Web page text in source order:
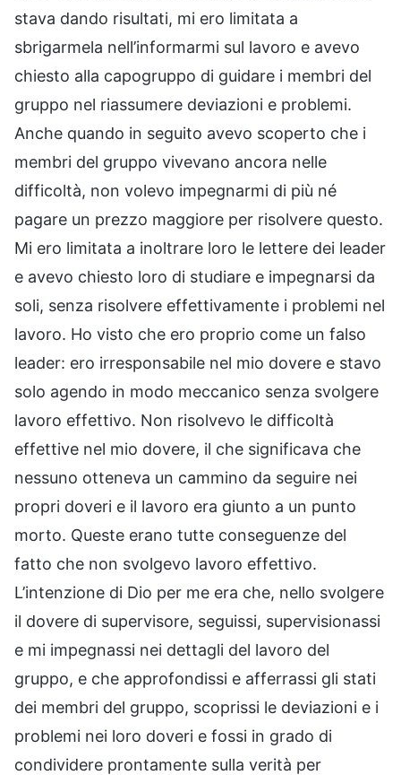
stava dando risultati, mi ero limitata a
sbrigarmela nell’informarmi sul lavoro e avevo
chiesto alla capogruppo di guidare i membri del
gruppo nel riassumere deviazioni e problemi.
Anche quando in seguito avevo scoperto che i
membri del gruppo vivevano ancora nelle
difficoltà, non volevo impegnarmi di più né
pagare un prezzo maggiore per risolvere questo.
Mi ero limitata a inoltrare loro le lettere dei leader
e avevo chiesto loro di studiare e impegnarsi da
soli, senza risolvere effettivamente i problemi nel
lavoro. Ho visto che ero proprio come un falso
leader: ero irresponsabile nel mio dovere e stavo
solo agendo in modo meccanico senza svolgere
lavoro effettivo. Non risolvevo le difficoltà
effettive nel mio dovere, il che significava che
nessuno otteneva un cammino da seguire nei
propri doveri e il lavoro era giunto a un punto
morto. Queste erano tutte conseguenze del
fatto che non svolgevo lavoro effettivo.
L’intenzione di Dio per me era che, nello svolgere
il dovere di supervisore, seguissi, supervisionassi
e mi impegnassi nei dettagli del lavoro del
gruppo, e che approfondissi e afferrassi gli stati
dei membri del gruppo, scoprissi le deviazioni e i
problemi nei loro doveri e fossi in grado di
condividere prontamente sulla verità per